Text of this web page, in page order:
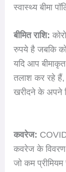
स्वास्थ्य बीमा
बीमित राशि:
रुपये है जबकि
यदि आप बीमाकृत
तलाश कर रहे हैं,
खरीदने के अपने
कवरेज:
कवरेज के विवरण
जो कम